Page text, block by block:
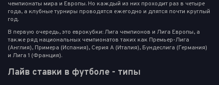
чемпионаты мира и Европы. Но каждый из них проходит раз в четыре
года, а клубные турниры проводятся ежегодно и длятся почти круглый
год.
В первую очередь, это еврокубки: Лига чемпионов и Лига Европы, а
также ряд национальных чемпионатов таких как Премьер-Лига
(Англия), Примера (Испания), Серия А (Италия), Бундеслига (Германия)
и Лига 1 (Франция).
Лайв ставки в футболе - типы